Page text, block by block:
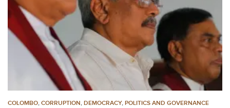
COLOMBO, CORRUPTION, DEMOCRACY, POLITICS AND GOVERNANCE